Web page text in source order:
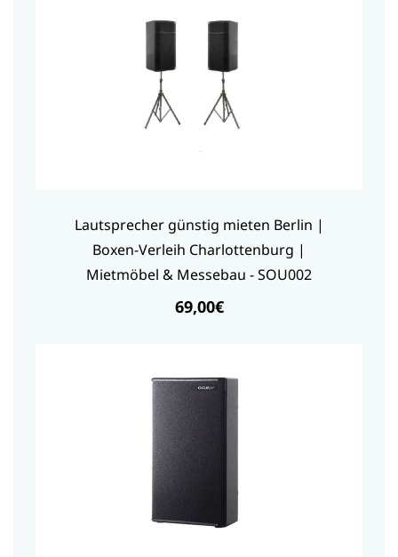
Lautsprecher günstig mieten Berlin |
Boxen-Verleih Charlottenburg |
Mietmöbel & Messebau - SOU002
69,00€